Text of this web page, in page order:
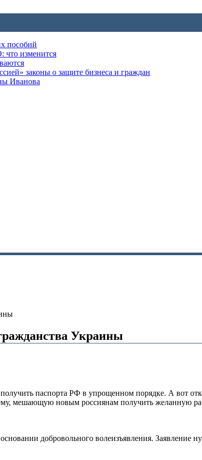
пособий
что изменится
законы о защите бизнеса и граждан
Иванова
Украины
паспорта РФ в упрощенном порядке. А вот
мешающую новым россиянам получить желанную
добровольного волеизъявления.